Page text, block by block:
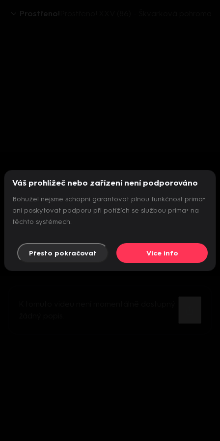
Prostřeno!
Nepodařilo se inicializovat přehrávač
Váš prohlížeč nebo zařízení není podporováno
Bohužel nejsme schopni garantovat plnou funkčnost prima+
ani poskytovat podporu při potížích se službou prima+ na
těchto systémech.
Přesto pokračovat Více info